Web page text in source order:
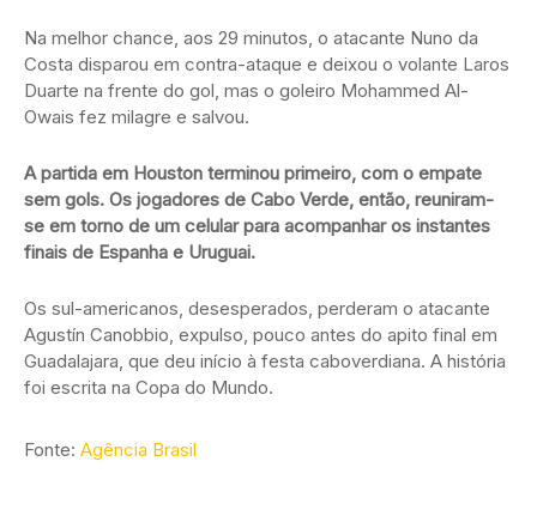
Na melhor chance, aos 29 minutos, o atacante Nuno da
Costa disparou em contra-ataque e deixou o volante Laros
Duarte na frente do gol, mas o goleiro Mohammed Al-
Owais fez milagre e salvou.
A partida em Houston terminou primeiro, com o empate
sem gols. Os jogadores de Cabo Verde, então, reuniram-
se em torno de um celular para acompanhar os instantes
finais de Espanha e Uruguai.
Os sul-americanos, desesperados, perderam o atacante
Agustín Canobbio, expulso, pouco antes do apito final em
Guadalajara, que deu início à festa caboverdiana. A história
foi escrita na Copa do Mundo.
Fonte: Agência Brasil